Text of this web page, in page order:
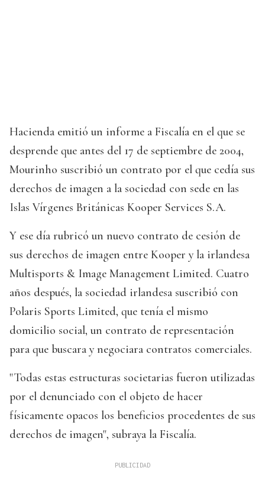
Hacienda emitió un informe a Fiscalía en el que se
desprende que antes del 17 de septiembre de 2004,
Mourinho suscribió un contrato por el que cedía sus
derechos de imagen a la sociedad con sede en las
Islas Vírgenes Británicas Kooper Services S.A.
Y ese día rubricó un nuevo contrato de cesión de
sus derechos de imagen entre Kooper y la irlandesa
Multisports & Image Management Limited. Cuatro
años después, la sociedad irlandesa suscribió con
Polaris Sports Limited, que tenía el mismo
domicilio social, un contrato de representación
para que buscara y negociara contratos comerciales.
"Todas estas estructuras societarias fueron utilizadas
por el denunciado con el objeto de hacer
físicamente opacos los beneficios procedentes de sus
derechos de imagen", subraya la Fiscalía.